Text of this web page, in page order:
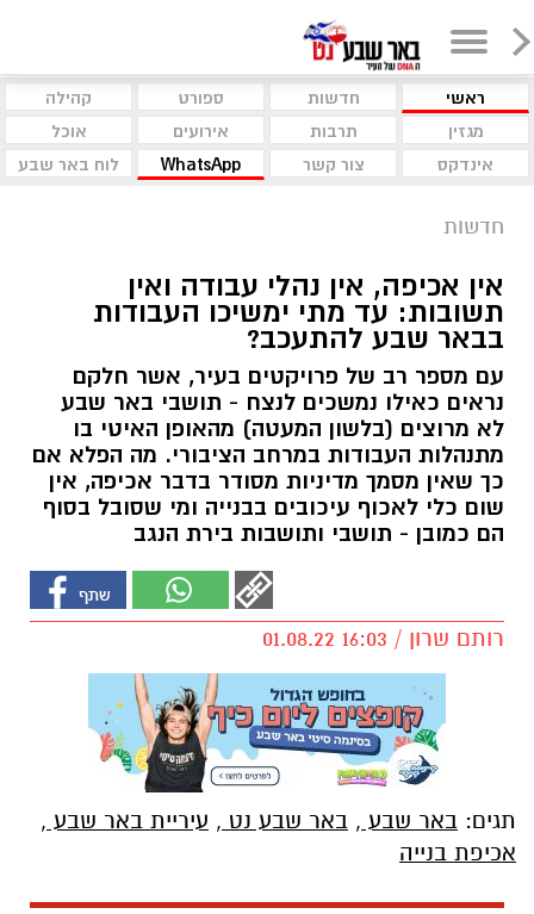
ראשי חדשות ספורט
קהילה
מגזין
תרבות אירועים
אוכל
אינדקס
צור קשר WhatsApp לוח באר שבע
חדשות
אין אכיפה, אין נהלי עבודה ואין
תשובות: עד מתי ימשיכו העבודות
בבאר שבע להתעכב?
עם מספר רב של פרויקטים בעיר, אשר חלקם
נראים כאילו נמשכים לנצח - תושבי באר שבע
לא מרוצים (בלשון המעטה) מהאופן האיטי בו
מתנהלות העבודות במרחב הציבורי. מה הפלא אם
כך שאין מסמך מדיניות מסודר בדבר אכיפה, אין
שום כלי לאכוף עיכובים בבנייה ומי שסובל בסוף
הם כמובן - תושבי ותושבות בירת הנגב
רותם שרון / 16:03 01.08.22
תגים: באר שבע , באר שבע נט , עיריית באר שבע ,
אכיפת בנייה